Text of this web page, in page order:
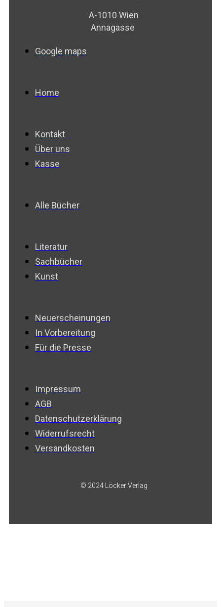
A-1010 Wien
Annagasse
Google maps
Home
Kontakt
Über uns
Kasse
Alle Bücher
Literatur
Sachbücher
Kunst
Neuerscheinungen
In Vorbereitung
Für die Presse
Impressum
AGB
Datenschutzerklärung
Widerrufsrecht
Versandkosten
© 2024 Löcker Verlag